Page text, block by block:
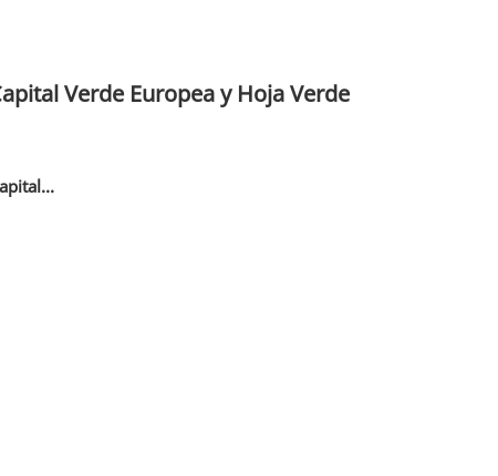
Verde Europea y Hoja Verde